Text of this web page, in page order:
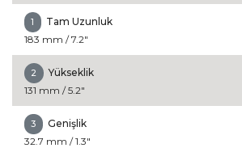
1
Tam Uzunluk
183 mm / 7.2"
2
Yükseklik
131 mm / 5.2"
3
Genişlik
32.7 mm / 1.3"